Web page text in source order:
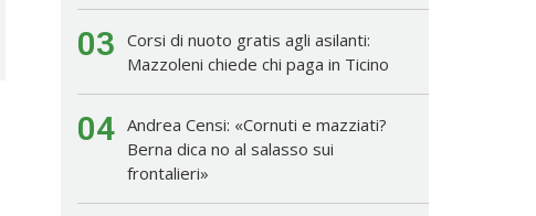
03 Corsi di nuoto gratis agli asilanti:
Mazzoleni chiede chi paga in Ticino
04 Andrea Censi: «Cornuti e mazziati?
Berna dica no al salasso sui
frontalieri»